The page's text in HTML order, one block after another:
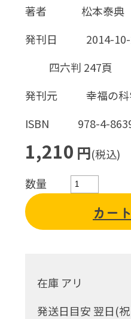
著者
松本泰典
発刊日
2014-
四六判 247頁
発刊元
幸福の
ISBN
978-4-
1,210 円(税込)
数量
カー
在庫 アリ
発送日目安 翌日(